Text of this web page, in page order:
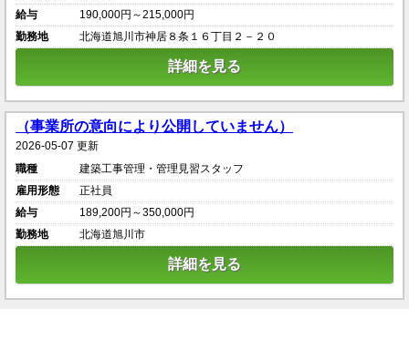
給与
190,000円～215,000円
勤務地
北海道旭川市神居８条１６丁目２－２０
詳細を見る
（事業所の意向により公開していません）
2026-05-07 更新
職種
建築工事管理・管理見習スタッフ
雇用形態
正社員
給与
189,200円～350,000円
勤務地
北海道旭川市
詳細を見る